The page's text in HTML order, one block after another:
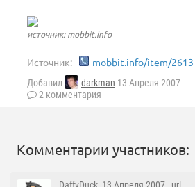
источник: mobbit.info
Источник: mobbit.info/item/2613
Добавил darkman 13 Апреля 2007
2 комментария
Комментарии участников: